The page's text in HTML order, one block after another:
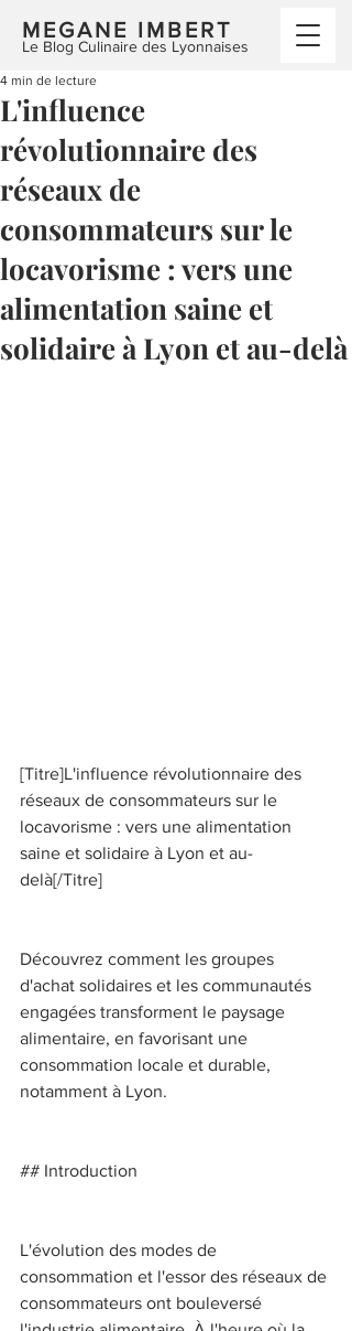
MEGANE IMBERT
Le Blog Culinaire des Lyonnaises
L'influence
révolutionnaire des
réseaux de
consommateurs sur le
locavorisme : vers une
alimentation saine et
solidaire à Lyon et au-delà
4 min de lecture
[Titre]L'influence révolutionnaire des
réseaux de consommateurs sur le
locavorisme : vers une alimentation
saine et solidaire à Lyon et au-
delà[/Titre]
Découvrez comment les groupes
d'achat solidaires et les communautés
engagées transforment le paysage
alimentaire, en favorisant une
consommation locale et durable,
notamment à Lyon.
## Introduction
L'évolution des modes de
consommation et l'essor des réseaux de
consommateurs ont bouleversé